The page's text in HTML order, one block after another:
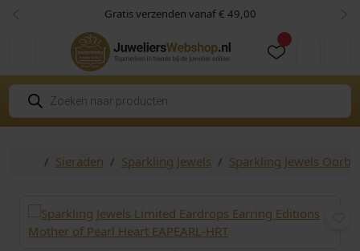
Skip to content
Skip to footer Gratis verzenden vanaf € 49,00
Vorige
P
o
d
HomeSieraden Sparkling Jewels Sparkling Jewels